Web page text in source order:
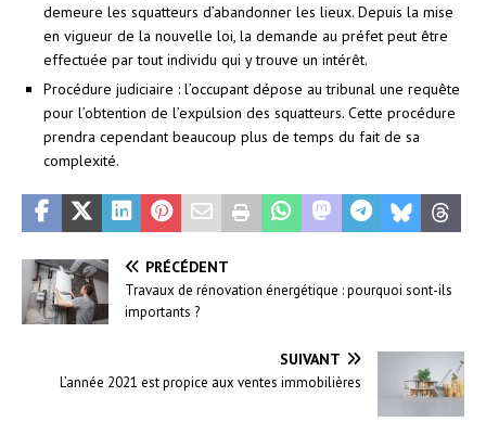
demeure les squatteurs d’abandonner les lieux. Depuis la mise
en vigueur de la nouvelle loi, la demande au préfet peut être
effectuée par tout individu qui y trouve un intérêt.
Procédure judiciaire : l’occupant dépose au tribunal une requête
pour l’obtention de l’expulsion des squatteurs. Cette procédure
prendra cependant beaucoup plus de temps du fait de sa
complexité.
PRÉCÉDENT
Travaux de rénovation énergétique : pourquoi sont-ils
importants ?
SUIVANT
L’année 2021 est propice aux ventes immobilières